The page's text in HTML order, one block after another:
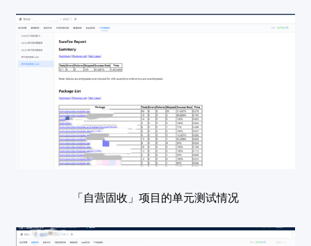
「自营固收」项目的单元测试情况